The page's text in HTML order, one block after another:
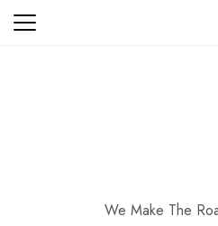
Skip
We Make The